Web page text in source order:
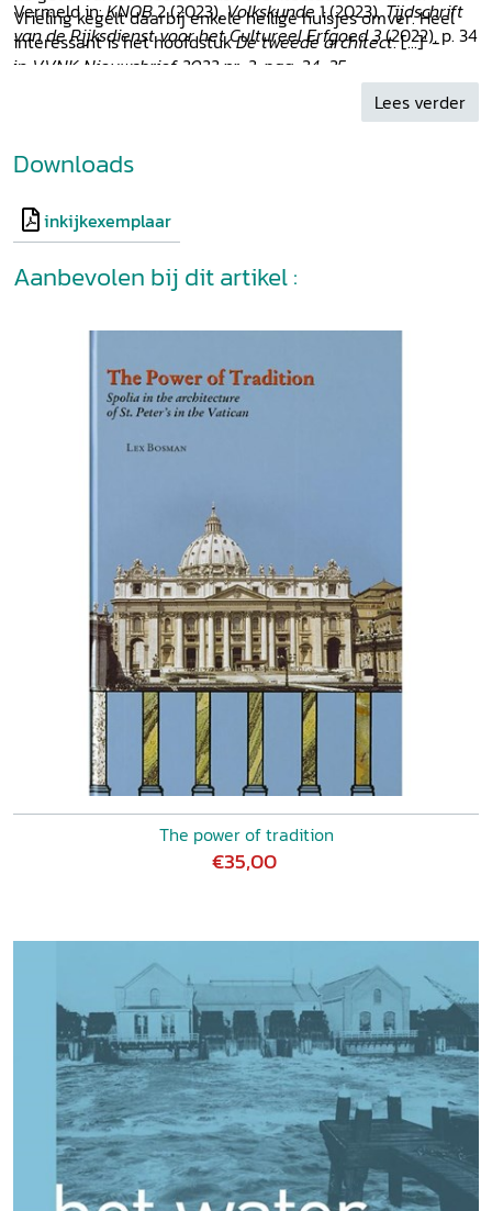
Vrieling kegelt daarbij enkele heilige huisjes omver. Heel
interessant is het hoofdstukDe tweede architect. [...]' -
in VVNK Nieuwsbrief 2022 nr. 2, pag. 34-35
Vermeld in:KNOB2 (2023),Volkskunde1 (2023),Tijdschrift
van de Rijksdienst voor het Cultureel Erfgoed 3(2022), p. 34
Lees verder
Downloads
inkijkexemplaar
Aanbevolen bij dit artikel :
The power of tradition
€35,00